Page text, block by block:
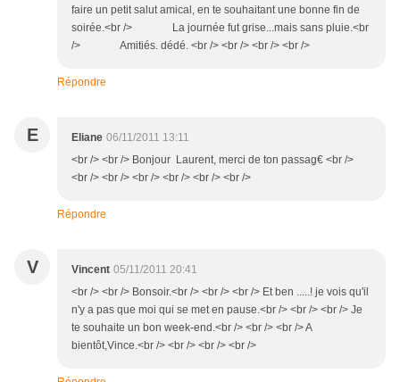
faire un petit salut amical, en te souhaitant une bonne fin de
soirée.<br /> La journée fut grise...mais sans pluie.<br
/> Amitiés. dédé. <br /> <br /> <br /> <br />
Répondre
E Eliane 06/11/2011 13:11
<br /> <br /> Bonjour Laurent, merci de ton passag€ <br />
<br /> <br /> <br /> <br /> <br /> <br />
Répondre
V Vincent 05/11/2011 20:41
<br /> <br /> Bonsoir.<br /> <br /> <br /> Et ben .....! je vois qu'il
n'y a pas que moi qui se met en pause.<br /> <br /> <br /> Je
te souhaite un bon week-end.<br /> <br /> <br /> A
bientôt,Vince.<br /> <br /> <br /> <br />